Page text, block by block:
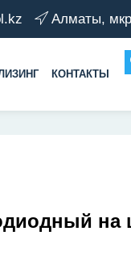
Алматы,
КОНТАКТЫ
на